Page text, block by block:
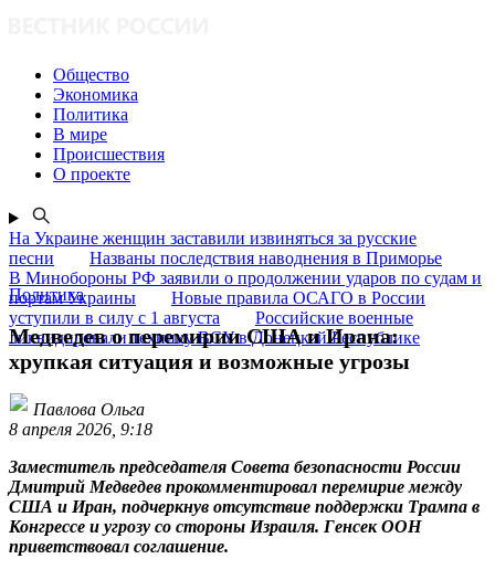
Общество
Экономика
Политика
В мире
Происшествия
О проекте
На Украине женщин заставили извиняться за русские
песни
Названы последствия наводнения в Приморье
В Минобороны РФ заявили о продолжении ударов по судам и
портам Украины
Новые правила ОСАГО в России
уступили в силу с 1 августа
Российские военные
ликвидировали технику ВСУ в Донецкой Республике
Политика
Медведев о перемирии США и Ирана:
хрупкая ситуация и возможные угрозы
Павлова Ольга
8 апреля 2026, 9:18
Заместитель председателя Совета безопасности России
Дмитрий Медведев прокомментировал перемирие между
США и Иран, подчеркнув отсутствие поддержки Трампа в
Конгрессе и угрозу со стороны Израиля. Генсек ООН
приветствовал соглашение.